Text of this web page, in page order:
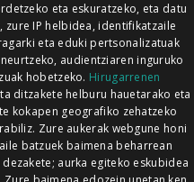
eta eskuratzeko, eta datu
IP helbidea, identifikatzaile
eta eduki pertsonalizatuak
audientziaren inguruko
hobetzeko. Hirugarrenen
ditzakete helburu hauetarako eta
kokapen geografiko zehatzeko
Zure aukerak webgune honi
batzuek baimena beharrean
aurka egiteko eskubidea